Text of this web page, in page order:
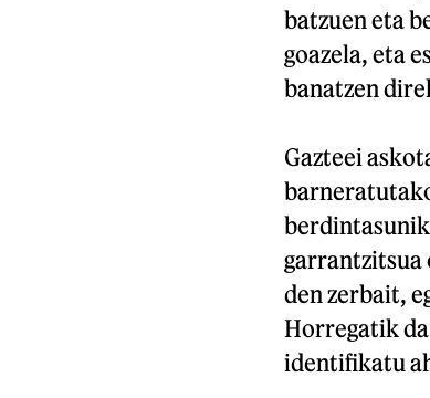
batzuen eta
goazela, eta
banatzen
Gazteei
garrantzitsua
den zerbait,
Horregatik
identifikatu